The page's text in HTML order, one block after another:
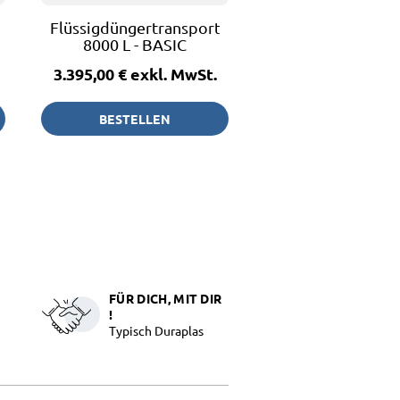
Flüssigdüngertransportfass
8000 L - BASIC
3.395,00 €exkl. MwSt.
BESTELLEN
FÜR DICH, MIT DIR
!
Typisch Duraplas